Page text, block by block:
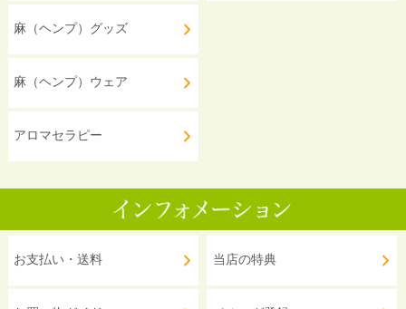
麻（ヘンプ）グッズ
麻（ヘンプ）ウェア
アロマセラピー
お支払い・送料 当店の特典